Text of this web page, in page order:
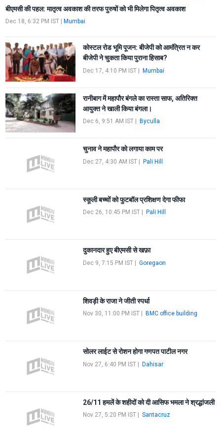
बीएमसी की पहल: मातृत्व अवकाश की तरफ पुरुषों को भी मिलेगा पितृत्व अवकाश
Dec 18, 6:32 PM IST Mumbai
कोस्टल रोड भूमि पूजन: बीजेपी को आमंत्रित न कर
बीजेपी ने चुकता किया पुराना हिसाब?
Dec 17, 4:10 PM IST| Mumbai
रानीबाग में महापौर बंगले का रास्ता साफ, अतिरिक्त
आयुक्त ने खाली किया बंगला।
Dec 6, 9:51 AM IST| Byculla
चुनाव ने महापौर को लगाया काम पर
Dec 27, 4:30 AM IST| Pali Hill
स्कूली बच्चों को फुटबॉल प्रशिक्षण देगा फीफा
Dec 26, 10:45 PM IST| Pali Hill
दुकानदार हुए बीएमसी से खफ़ा
Dec 9, 7:15 PM IST| Goregaon
शिवड़ी के राजा ने जीती स्पर्धा
Nov 30, 11:00 PM IST| BMC office building
सोलर लाईट से रोशन होगा गणपत पाटील नगर
Nov 27, 6:40 PM IST| Dahisar
26/11 हमलें के शहीदों को दी आसिफ भमला ने श्रद्धांजली
Nov 27, 5:20 PM IST| Santacruz